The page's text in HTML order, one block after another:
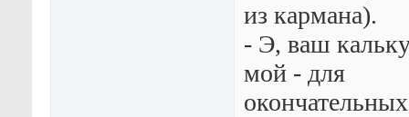
из кармана).
- Э, ваш
мой - для